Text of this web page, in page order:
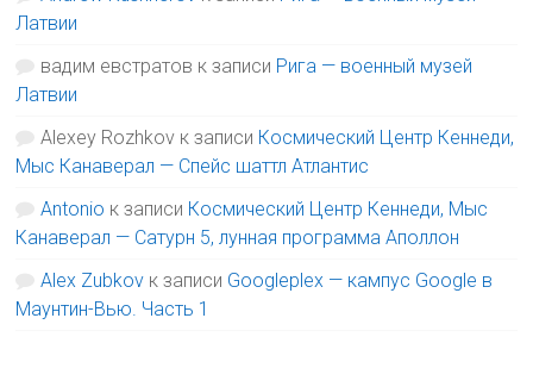
Латвии
вадим евстратов к записи Рига — военный музей
Латвии
Alexey Rozhkov к записи Космический Центр Кеннеди,
Мыс Канаверал — Спейс шаттл Атлантис
Antonio к записи Космический Центр Кеннеди, Мыс
Канаверал — Сатурн 5, лунная программа Аполлон
Alex Zubkov к записи Googleplex — кампус Google в
Маунтин-Вью. Часть 1